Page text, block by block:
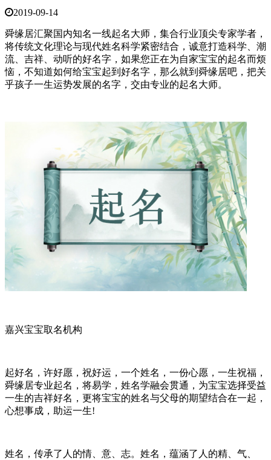
2019-09-14
舜缘居汇聚国内知名一线起名大师，集合行业顶尖专家学者，
将传统文化理论与现代姓名科学紧密结合，诚意打造科学、潮
流、吉祥、动听的好名字，如果您正在为自家宝宝的起名而烦
恼，不知道如何给宝宝起到好名字，那么就到舜缘居吧，把关
乎孩子一生运势发展的名字，交由专业的起名大师。
嘉兴宝宝取名机构
起好名，许好愿，祝好运，一个姓名，一份心愿，一生祝福，
舜缘居专业起名，将易学，姓名学融会贯通，为宝宝选择受益
一生的吉祥好名，更将宝宝的姓名与父母的期望结合在一起，
心想事成，助运一生!
姓名，传承了人的情、意、志。姓名，蕴涵了人的精、气、